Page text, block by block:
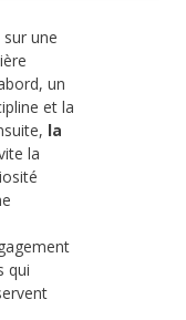
une
un
et la
la
la
qui